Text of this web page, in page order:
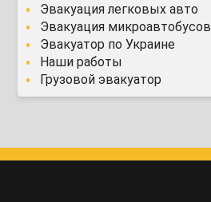
Эвакуация легковых авто
Эвакуация микроавтобусов
Эвакуатор по Украине
Наши работы
Грузовой эвакуатор